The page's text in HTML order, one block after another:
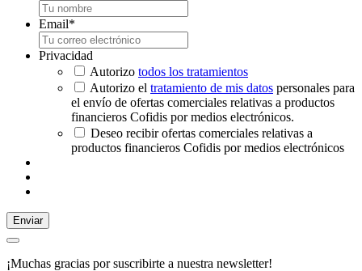
Email*
Privacidad
Autorizo todos los tratamientos
Autorizo el tratamiento de mis datos personales para
el envío de ofertas comerciales relativas a productos
financieros Cofidis por medios electrónicos.
Deseo recibir ofertas comerciales relativas a
productos financieros Cofidis por medios electrónicos
Enviar
¡Muchas gracias por suscribirte a nuestra newsletter!